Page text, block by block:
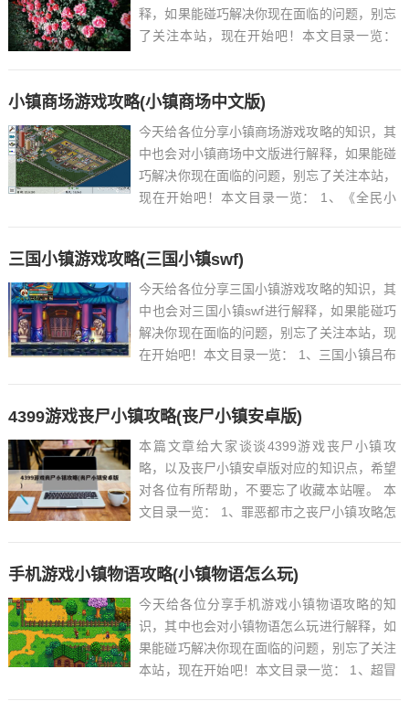
释，如果能碰巧解决你现在面临的问题，别忘
了关注本站，现在开始吧！本文目录一览：
小镇商场游戏攻略(小镇商场中文版)
今天给各位分享小镇商场游戏攻略的知识，其
中也会对小镇商场中文版进行解释，如果能碰
巧解决你现在面临的问题，别忘了关注本站，
现在开始吧！本文目录一览： 1、《全民小
三国小镇游戏攻略(三国小镇swf)
今天给各位分享三国小镇游戏攻略的知识，其
中也会对三国小镇swf进行解释，如果能碰巧
解决你现在面临的问题，别忘了关注本站，现
在开始吧！本文目录一览： 1、三国小镇吕布
4399游戏丧尸小镇攻略(丧尸小镇安卓版)
本篇文章给大家谈谈4399游戏丧尸小镇攻
略，以及丧尸小镇安卓版对应的知识点，希望
对各位有所帮助，不要忘了收藏本站喔。 本
文目录一览： 1、罪恶都市之丧尸小镇攻略怎
手机游戏小镇物语攻略(小镇物语怎么玩)
今天给各位分享手机游戏小镇物语攻略的知
识，其中也会对小镇物语怎么玩进行解释，如
果能碰巧解决你现在面临的问题，别忘了关注
本站，现在开始吧！本文目录一览： 1、超冒